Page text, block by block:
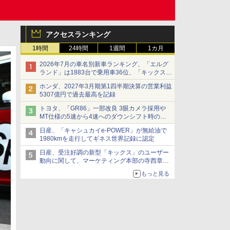
アクセスランキング
1時間 24時間 1週間 1カ月
2026年7月の車名別新車ランキング、「エルグ
ランド」は1883台で乗用車36位、「キックス」
は2591台で27位に
ホンダ、2027年3月期第1四半期決算の営業利益
5307億円で過去最高を記録
トヨタ、「GR86」一部改良 3眼カメラ採用や
MT仕様の5速から4速へのダウンシフト時の操
作性向上など
日産、「キャシュカイe-POWER」が無給油で
1980kmを走行してギネス世界記録に認定
日産、受注好調の新型「キックス」のユーザー
動向に関して、マーケティング本部の寺西章氏
もっと見る